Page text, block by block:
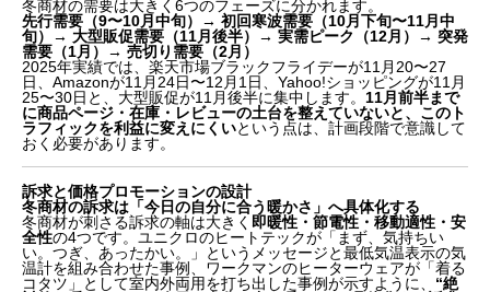
冬商材の需要は大きく6つのフェーズに分かれます。
先行需要（9〜10月中旬）→ 初回寒波需要（10月下旬〜11月中
旬）→ 大型販促需要（11月後半）→ 実需ピーク（12月）→ 突発
需要（1月）→ 売切り需要（2月）
2025年実績では、楽天市場ブラックフライデーが11月20〜27
日、Amazonが11月24日〜12月1日、Yahoo!ショッピングが11月
25〜30日と、大型販促が11月後半に集中します。 11月前半まで
に商品ページ・在庫・レビューの土台を整えていないと、このト
ラフィックを利益に変えにくいという点は、計画段階で意識して
おく必要があります。
訴求と価格プロモーションの設計
冬商材の訴求は「今日の自分に合う暖かさ」へ具体化する
冬商材が刺さる訴求の軸は大きく 即暖性・節電性・移動適性・安
全性の4つです。ユニクロのヒートテックが「まず、気持ちい
い。つぎ、あったかい。」というメッセージと最低気温表示の気
温計を組み合わせた事例、ワークマンのヒーターウェアが「着る
コタツ」として室内外両用を打ち出した事例が示すように、 “絶